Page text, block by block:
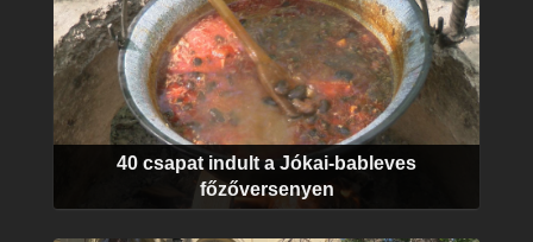
40 csapat indult a Jókai-bableves
főzőversenyen